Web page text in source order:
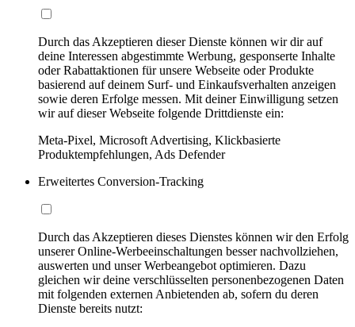
Durch das Akzeptieren dieser Dienste können wir dir auf
deine Interessen abgestimmte Werbung, gesponserte Inhalte
oder Rabattaktionen für unsere Webseite oder Produkte
basierend auf deinem Surf- und Einkaufsverhalten anzeigen
sowie deren Erfolge messen. Mit deiner Einwilligung setzen
wir auf dieser Webseite folgende Drittdienste ein:
Meta-Pixel, Microsoft Advertising, Klickbasierte
Produktempfehlungen, Ads Defender
Erweitertes Conversion-Tracking
Durch das Akzeptieren dieses Dienstes können wir den Erfolg
unserer Online-Werbeeinschaltungen besser nachvollziehen,
auswerten und unser Werbeangebot optimieren. Dazu
gleichen wir deine verschlüsselten personenbezogenen Daten
mit folgenden externen Anbietenden ab, sofern du deren
Dienste bereits nutzt: